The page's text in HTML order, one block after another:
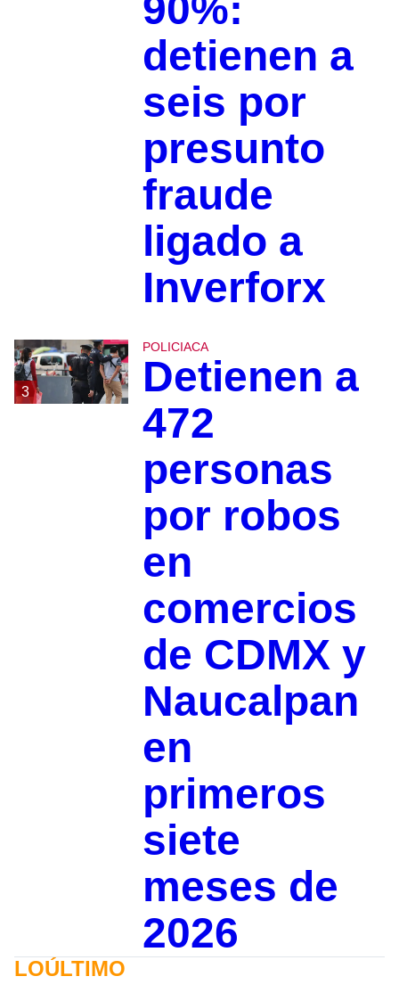
detienen a
seis por
presunto
fraude
ligado a
Inverforx
3
POLICIACA
Detienen a
472
personas
por robos
en
comercios
de CDMX y
Naucalpan
en
primeros
siete
meses de
2026
LOÚLTIMO